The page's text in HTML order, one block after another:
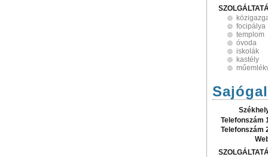
focipálya
templom
óvoda
iskolák
kastély
Telefonszám
Telefonszám